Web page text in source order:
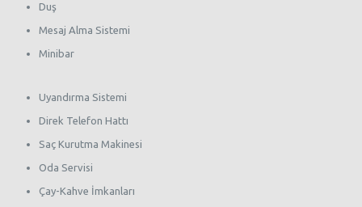
Duş
Mesaj Alma Sistemi
Minibar
Uyandırma Sistemi
Direk Telefon Hattı
Saç Kurutma Makinesi
Oda Servisi
Çay-Kahve İmkanları